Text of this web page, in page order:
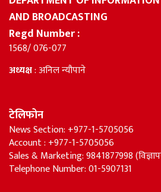
AND BROADCASTING
Regd Number :
1568/ 076-077
अध्यक्ष: अनिल न्यौपाने
टेलिफोन
News Section: +977-1-5705056
Account : +977-1-5705056
Sales & Marketing: 9841877998
Telephone Number: 01-5907131